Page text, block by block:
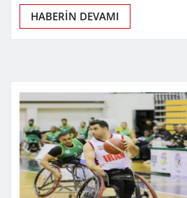
HABERİN DEVAMI